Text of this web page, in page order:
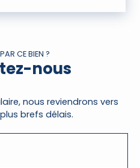
CE BIEN ?
nous
nous reviendrons vers
brefs délais.